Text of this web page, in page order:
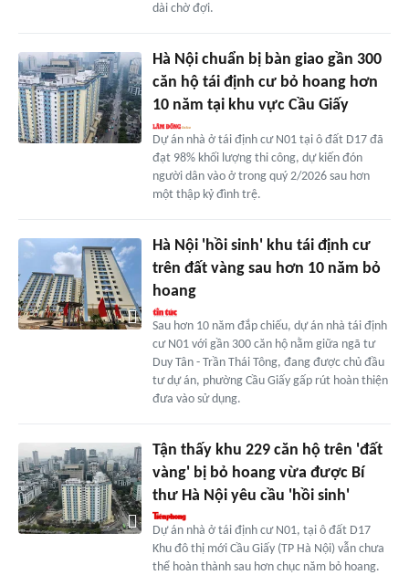
dài chờ đợi.
Hà Nội chuẩn bị bàn giao gần 300
căn hộ tái định cư bỏ hoang hơn
10 năm tại khu vực Cầu Giấy
Dự án nhà ở tái định cư N01 tại ô đất D17 đã
đạt 98% khối lượng thi công, dự kiến đón
người dân vào ở trong quý 2/2026 sau hơn
một thập kỷ đình trệ.
Hà Nội 'hồi sinh' khu tái định cư
trên đất vàng sau hơn 10 năm bỏ
hoang
Sau hơn 10 năm đắp chiếu, dự án nhà tái định
cư N01 với gần 300 căn hộ nằm giữa ngã tư
Duy Tân - Trần Thái Tông, đang được chủ đầu
tư dự án, phường Cầu Giấy gấp rút hoàn thiện
đưa vào sử dụng.
Tận thấy khu 229 căn hộ trên 'đất
vàng' bị bỏ hoang vừa được Bí
thư Hà Nội yêu cầu 'hồi sinh'
Dự án nhà ở tái định cư N01, tại ô đất D17
Khu đô thị mới Cầu Giấy (TP Hà Nội) vẫn chưa
thể hoàn thành sau hơn chục năm bỏ hoang.